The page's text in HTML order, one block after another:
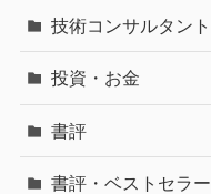
技術コンサルタント
投資・お金
書評
書評・ベストセラ